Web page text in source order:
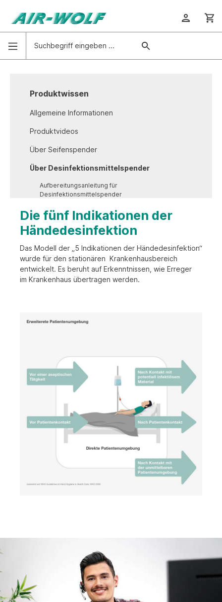
Produktwissen
Allgemeine Informationen
Produktvideos
Über Seifenspender
Über Desinfektionsmittelspender
Aufbereitungsanleitung für
Desinfektionsmittelspender
Fünf Indikationen der Händedesinfektion
Die vier Stufen der Händereinigung
Empfehlungen des RKI zur Händedesinfektion
Was bedeutet HACCP
So geht’s: richtige Händedesinfektion
Über Hygieneabfallbehälter
Über Hygienebeutelspender
Über WC-Bürstenhalter
Über WC-Sitzreiniger
Über Haltegriffe
Über Trinkbrunnen
Einsatzgebiete
Die fünf Indikationen der
Händedesinfektion
Das Modell der „5 Indikationen der Händedesinfektion“
wurde für den stationären Krankenhausbereich
entwickelt. Es beruht auf Erkenntnissen, wie Erreger
im Krankenhaus übertragen werden.